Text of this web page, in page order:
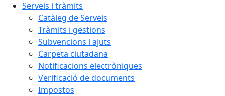
Serveis i tràmits
Catàleg de Serveis
Tràmits i gestions
Subvencions i ajuts
Carpeta ciutadana
Notificacions electròniques
Verificació de documents
Impostos